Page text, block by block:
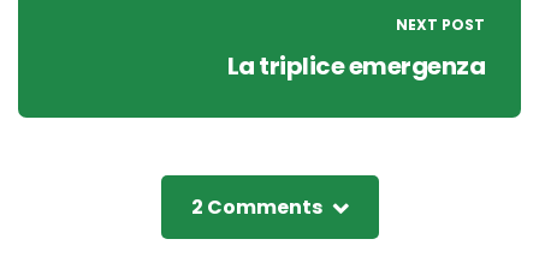
NEXT POST
La triplice emergenza
2 Comments